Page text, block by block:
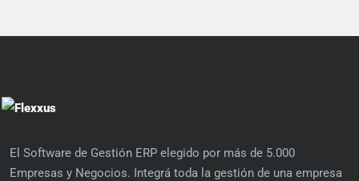
El Software de Gestión ERP elegido por más de 5.000
Empresas y Negocios. Integrá toda la gestión de una empresa